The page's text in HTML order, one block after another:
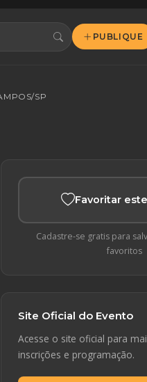
PUBLIQUE
SP
Favoritar
Cadastre-se gratis para
favoritos
Site Oficial do Evento
Acesse o site oficial para
inscrições e programação.